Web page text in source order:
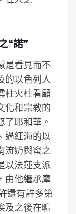
“諾”
是看見而不
的以色列人
柱火柱看顧
化和宗教的
耶和華。
過紅海的以
流奶與蜜之
以法蓮支派
由他繼承摩
還有許多第
及之後在曠